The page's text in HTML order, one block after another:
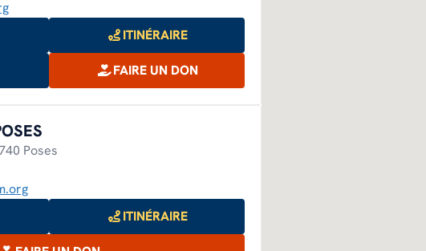
ITINÉRAIRE
FAIRE UN DON
Poses
ITINÉRAIRE